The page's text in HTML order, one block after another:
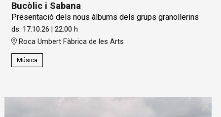
Bucòlic i Sabana
Presentació dels nous àlbums dels grups granollerins
ds. 17.10.26 |22:00 h
Roca Umbert Fàbrica de les Arts
Música